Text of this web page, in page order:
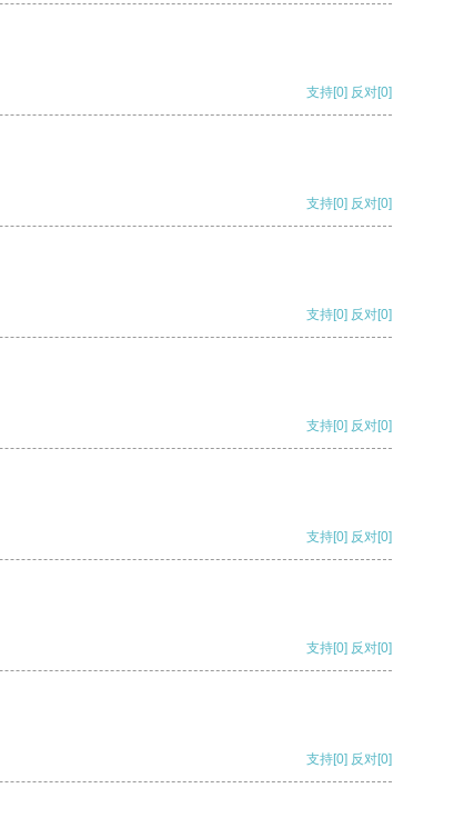
支持[0] 反对[0]
支持[0] 反对[0]
支持[0] 反对[0]
支持[0] 反对[0]
支持[0] 反对[0]
支持[0] 反对[0]
支持[0] 反对[0]